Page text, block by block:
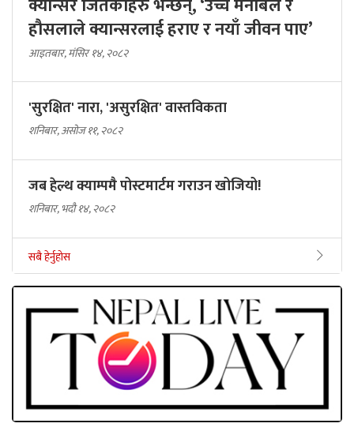
क्यान्सर जितेकाहरु भन्छन्, ‘उच्च मनोबल र
हौसलाले क्यान्सरलाई हराए र नयाँ जीवन पाए’
आइतबार, मंसिर १४, २०८२
'सुरक्षित' नारा, 'असुरक्षित' वास्तविकता
शनिबार, असोज ११, २०८२
जब हेल्थ क्याम्पमै पोस्टमार्टम गराउन खोजियो!
शनिबार, भदौ १४, २०८२
सबै हेर्नुहोस